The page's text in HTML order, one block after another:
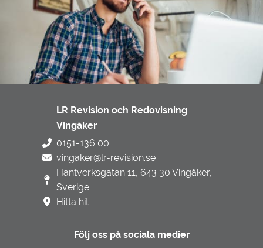
LR Revision och Redovisning
Vingåker
0151-136 00
vingaker@lr-revision.se
Hantverksgatan 11, 643 30 Vingåker,
Sverige
Hitta hit
Följ oss på sociala medier